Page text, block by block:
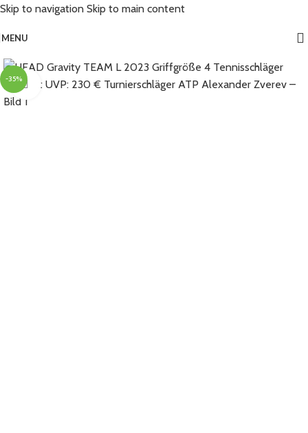
Skip to navigation Skip to main content
MENU
-35% Click to enlarge